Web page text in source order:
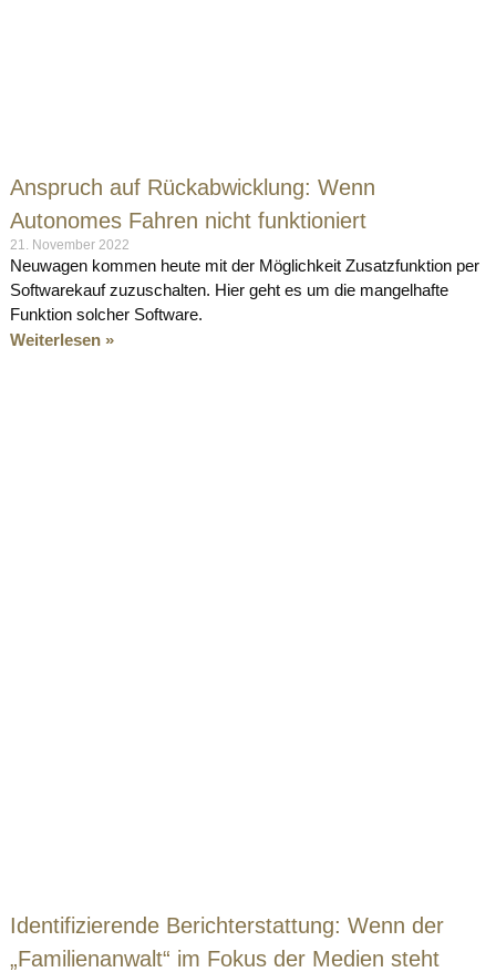
Anspruch auf Rückabwicklung: Wenn
Autonomes Fahren nicht funktioniert
21. November 2022
Neuwagen kommen heute mit der Möglichkeit Zusatzfunktion per
Softwarekauf zuzuschalten. Hier geht es um die mangelhafte
Funktion solcher Software.
Weiterlesen »
Identifizierende Berichterstattung: Wenn der
„Familienanwalt“ im Fokus der Medien steht